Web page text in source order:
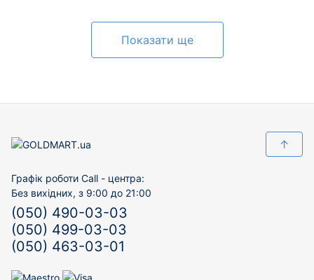
Показати ще
↑
Графік роботи Call - центра:
Без вихідних, з 9:00 до 21:00
(050) 490-03-03
(050) 499-03-03
(050) 463-03-01